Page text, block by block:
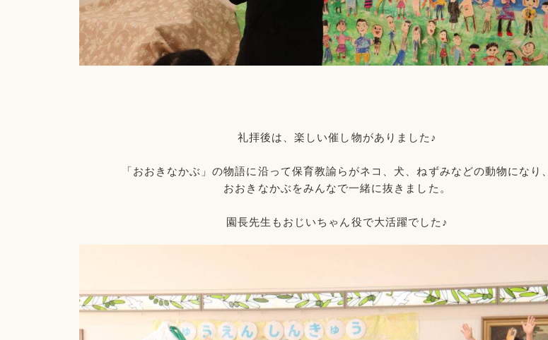
礼拝後は、楽しい催し物がありました♪
「おおきなかぶ」の物語に沿って保育教諭らがネコ、犬、ねずみなどの動物になり、
おおきなかぶをみんなで一緒に抜きました。
園長先生もおじいちゃん役で大活躍でした♪